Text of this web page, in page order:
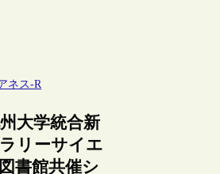
ネス-R
大学統合新
リーサイエ
書館共催シ